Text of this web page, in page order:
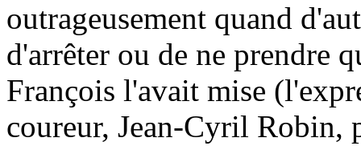
outrageusement quand
d'arrêter ou de ne prendre
François l'avait mise
coureur, Jean-Cyril Robin,